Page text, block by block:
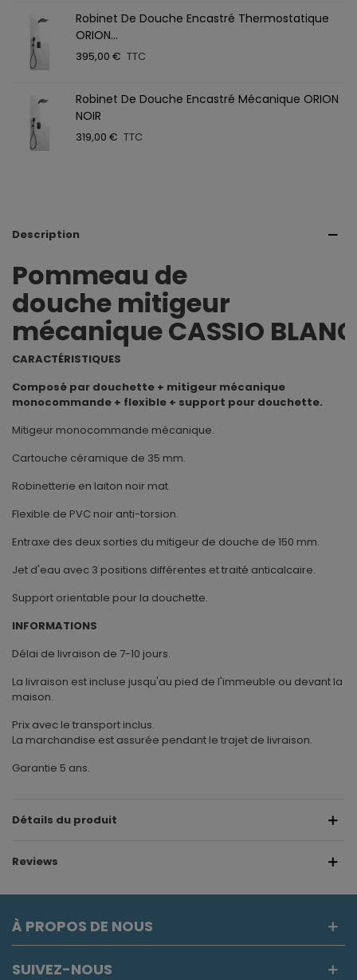
Robinet De Douche Encastré Thermostatique
ORION...
395,00 € TTC
Robinet De Douche Encastré Mécanique ORION
NOIR
319,00 € TTC
Description
Pommeau de
douche mitigeur
mécanique CASSIO BLANC
CARACTÉRISTIQUES
Composé par douchette + mitigeur mécanique
monocommande + flexible + support pour douchette.
Mitigeur monocommande mécanique.
Cartouche céramique de 35 mm.
Robinetterie en laiton noir mat.
Flexible de PVC noir anti-torsion.
Entraxe des deux sorties du mitigeur de douche de 150 mm.
Jet d'eau avec 3 positions différentes et traité anticalcaire.
Support orientable pour la douchette.
INFORMATIONS
Délai de livraison de 7-10 jours.
La livraison est incluse jusqu'au pied de l'immeuble ou devant la
maison.
Prix avec le transport inclus.
La marchandise est assurée pendant le trajet de livraison.
Garantie 5 ans.
Détails du produit
Reviews
À PROPOS DE NOUS
SUIVEZ-NOUS